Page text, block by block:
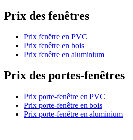
Prix des fenêtres
Prix fenêtre en PVC
Prix fenêtre en bois
Prix fenêtre en aluminium
Prix des portes-fenêtres
Prix porte-fenêtre en PVC
Prix porte-fenêtre en bois
Prix porte-fenêtre en aluminium